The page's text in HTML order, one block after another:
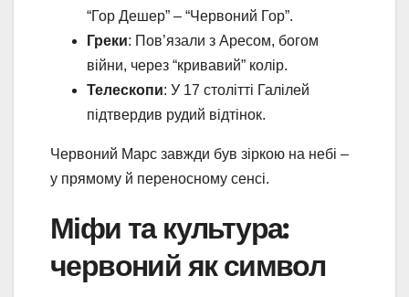
“Гор Дешер” – “Червоний Гор”.
Греки: Пов’язали з Аресом, богом
війни, через “кривавий” колір.
Телескопи: У 17 столітті Галілей
підтвердив рудий відтінок.
Червоний Марс завжди був зіркою на небі –
у прямому й переносному сенсі.
Міфи та культура:
червоний як символ